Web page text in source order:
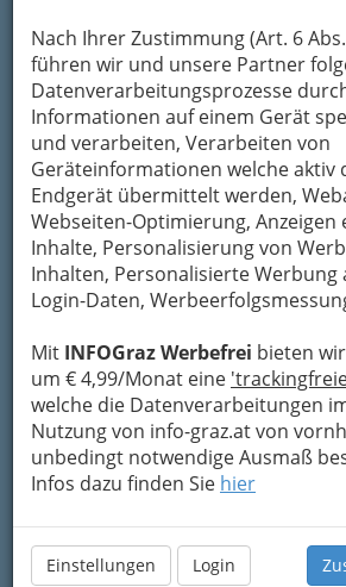
Nach Ihrer Zustimmung (Art. 6 Abs.
führen wir und unsere Partner
Datenverarbeitungsprozesse
Informationen auf einem Gerät
und verarbeiten, Verarbeiten von
Geräteinformationen welche aktiv
Endgerät übermittelt werden,
Webseiten-Optimierung, Anzeigen
Inhalte, Personalisierung von
Inhalten, Personalisierte Werbung
Login-Daten,
Mit INFOGraz Werbefrei bieten
um € 4,99/Monat eine
welche die Datenverarbeitungen
Nutzung von info-graz.at von
unbedingt notwendige Ausmaß
Infos dazu finden Sie hier
Einstellungen Login
weitergeleitet.
Mein Name
Meine Email Adresse
Mein Betreff
Meine Nachricht